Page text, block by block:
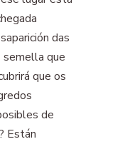
das
semella que
que os
de
Están